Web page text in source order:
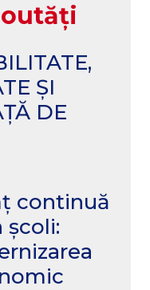
ȘI
DE
continuă
școli: